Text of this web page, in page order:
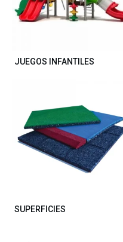
JUEGOS INFANTILES
SUPERFICIES